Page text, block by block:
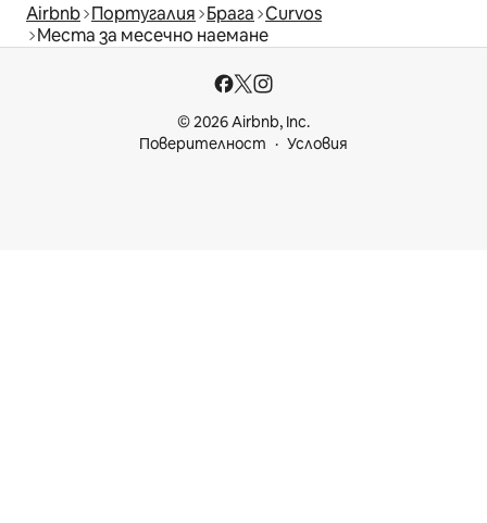
Airbnb Португалия Брага Curvos
Места за месечно наемане
© 2026 Airbnb, Inc.
Поверителност
Условия